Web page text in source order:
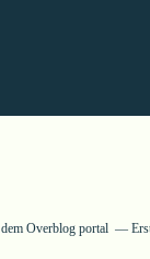
Overblog portal